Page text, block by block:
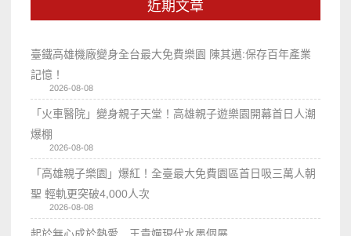
近期文章
臺鐵高雄機廠變身全台最大免費樂園 陳其邁:保存百年產業
記憶！
2026-08-08
「火車醫院」變身親子天堂！高雄親子遊樂園開幕首日人潮
爆棚
2026-08-08
「高雄親子樂園」爆紅！全臺最大免費園區首日吸三萬人朝
聖 輕軌更突破4,000人次
2026-08-08